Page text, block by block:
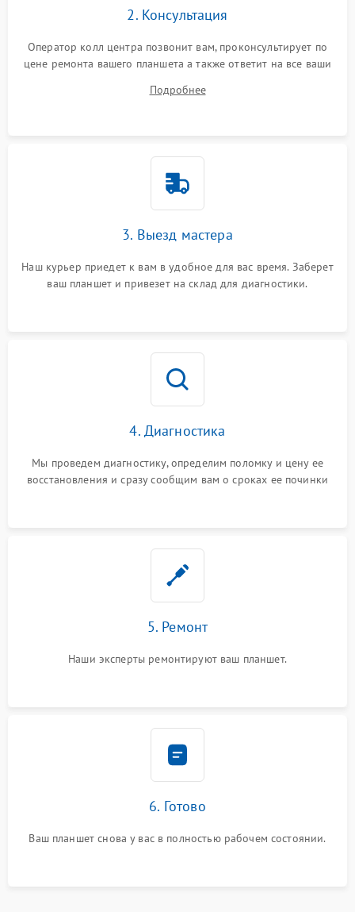
2. Консультация
Оператор колл центра позвонит вам, проконсультирует по
цене ремонта вашего планшета а также ответит на все ваши
Подробнее
3. Выезд мастера
Наш курьер приедет к вам в удобное для вас время. Заберет
ваш планшет и привезет на склад для диагностики.
4. Диагностика
Мы проведем диагностику, определим поломку и цену ее
восстановления и сразу сообщим вам о сроках ее починки
5. Ремонт
Наши эксперты ремонтируют ваш планшет.
6. Готово
Ваш планшет снова у вас в полностью рабочем состоянии.